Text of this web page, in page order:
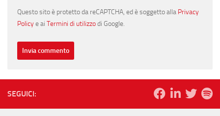
Questo sito è protetto da reCAPTCHA, ed è soggetto alla Privacy
Policye ai Termini di utilizzodi Google.
SEGUICI: